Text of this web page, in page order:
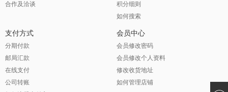
合作及洽谈
积分细则
如何搜索
支付方式
分期付款
邮局汇款
在线支付
公司转账
会员中心
会员修改密码
会员修改个人资料
修改收货地址
如何管理店铺